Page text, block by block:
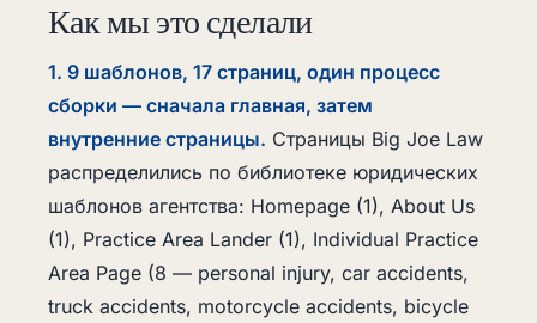
Как мы это сделали
1. 9 шаблонов, 17 страниц, один процесс
сборки — сначала главная, затем
внутренние страницы. Страницы Big Joe Law
распределились по библиотеке юридических
шаблонов агентства: Homepage (1), About Us
(1), Practice Area Lander (1), Individual Practice
Area Page (8 — personal injury, car accidents,
truck accidents, motorcycle accidents, bicycle